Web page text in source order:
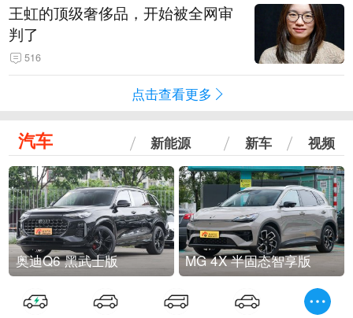
王虹的顶级奢侈品，开始被全网审
判了
516
点击查看更多
汽车 新能源 新车 视频
奥迪Q6 黑武士版 MG 4X 半固态智享版